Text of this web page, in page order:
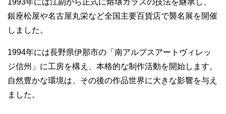
銀座松屋や名古屋丸栄など全国主要百貨店で襲名展を開催
しました。
1994年には長野県伊那市の「南アルプスアートヴィレッ
ジ信州」に工房を構え、本格的な制作活動を開始します。
自然豊かな環境は、その後の作品世界に大きな影響を与え
ました。